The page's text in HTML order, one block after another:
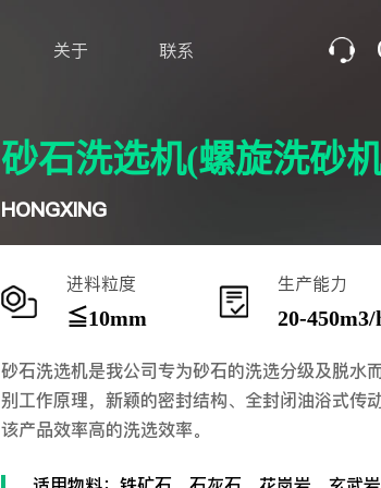
关于 联系
砂石洗选机(螺旋洗砂
进料粒度
≦10mm
生产能力
20-450m3/
砂石洗选机是我公司专为砂石的洗选分级及脱水
别工作原理，新颖的密封结构、全封闭油浴式传
该产品效率高的洗选效率。